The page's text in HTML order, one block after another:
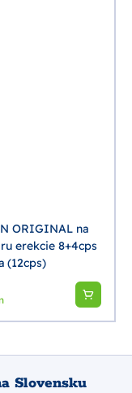
ORIGINAL na
erekcie 8+4cps
(12cps)
Slovensku